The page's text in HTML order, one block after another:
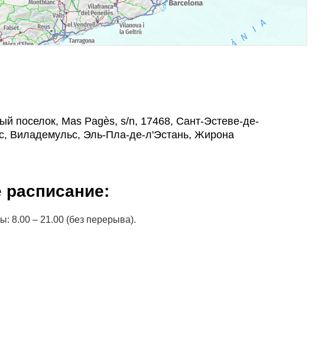
поселок, Mas Pagès, s/n, 17468, Сант-Эстеве-де-
Виладемульс, Эль-Пла-де-л'Эстань, Жирона
расписание:
8.00 – 21.00 (без перерыва).